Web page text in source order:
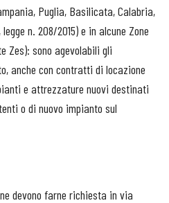
Puglia, Basilicata, Calabria,
n. 208/2015) e in alcune Zone
Zes): sono agevolabili gli
anche con contratti di locazione
e attrezzature nuovi destinati
o di nuovo impianto sul
devono farne richiesta in via